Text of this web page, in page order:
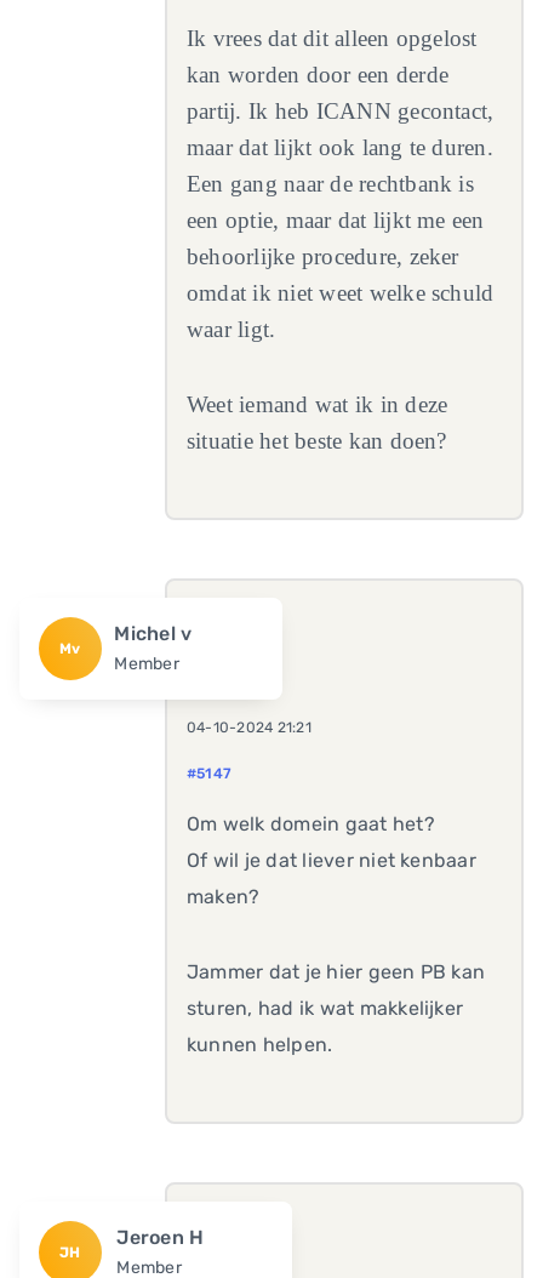
Ik vrees dat dit alleen opgelost
kan worden door een derde
partij. Ik heb ICANN gecontact,
maar dat lijkt ook lang te duren.
Een gang naar de rechtbank is
een optie, maar dat lijkt me een
behoorlijke procedure, zeker
omdat ik niet weet welke schuld
waar ligt.
Weet iemand wat ik in deze
situatie het beste kan doen?
Mv
Michel v
Member
04-10-2024 21:21
#5147
Om welk domein gaat het?
Of wil je dat liever niet kenbaar
maken?
Jammer dat je hier geen PB kan
sturen, had ik wat makkelijker
kunnen helpen.
JH
Jeroen H
Member